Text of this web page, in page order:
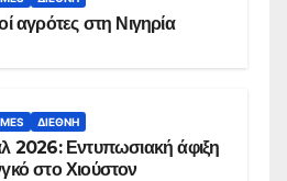
αγρότες στη Νιγηρία
ΔΙΕΘΝΉ
2026: Εντυπωσιακή άφιξη
στο Χιούστον